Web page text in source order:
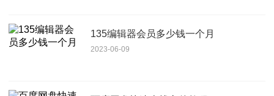
135编辑器会员多少钱一个月
2023-06-09